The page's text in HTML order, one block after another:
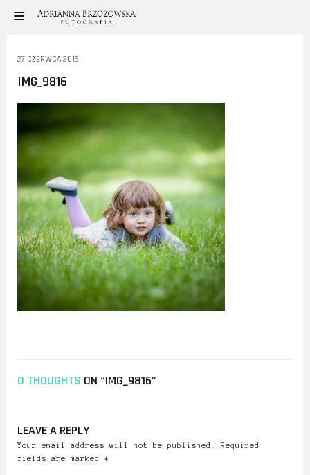
27 CZERWCA 2016
IMG_9816
0 THOUGHTS ON “IMG_9816”
LEAVE A REPLY
Your email address will not be published. Required
fields are marked *